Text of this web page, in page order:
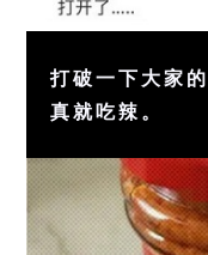
打破一下大家
真就吃辣。